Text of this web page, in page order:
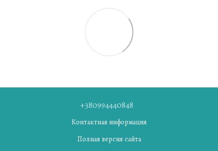
+380994440848
Контактная информация
Полная версия сайта